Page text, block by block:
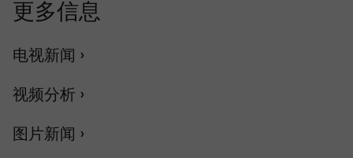
更多信息
电视新闻 ›
视频分析 ›
图片新闻 ›